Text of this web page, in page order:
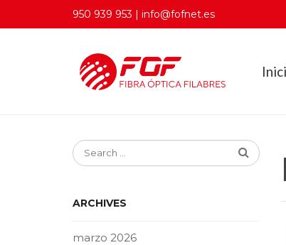
950 939 953 | info@fofnet.es
ARCHIVES
marzo 2026